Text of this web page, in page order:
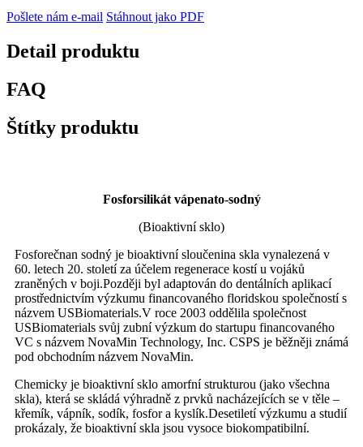
Pošlete nám e-mail Stáhnout jako PDF
Detail produktu
FAQ
Štítky produktu
Fosforsilikát vápenato-sodný
(Bioaktivní sklo)
Fosforečnan sodný je bioaktivní sloučenina skla vynalezená v
60. letech 20. století za účelem regenerace kostí u vojáků
zraněných v boji.Později byl adaptován do dentálních aplikací
prostřednictvím výzkumu financovaného floridskou společností s
názvem USBiomaterials.V roce 2003 oddělila společnost
USBiomaterials svůj zubní výzkum do startupu financovaného
VC s názvem NovaMin Technology, Inc. CSPS je běžněji známá
pod obchodním názvem NovaMin.
Chemicky je bioaktivní sklo amorfní strukturou (jako všechna
skla), která se skládá výhradně z prvků nacházejících se v těle –
křemík, vápník, sodík, fosfor a kyslík.Desetiletí výzkumu a studií
prokázaly, že bioaktivní skla jsou vysoce biokompatibilní.